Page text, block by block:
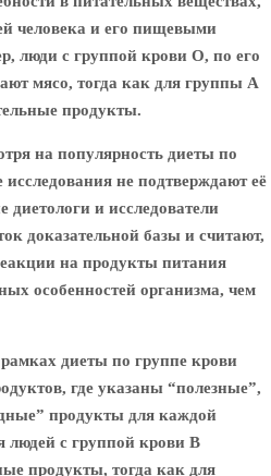
человека и его пищевыми
люди с группой крови O, по его
мясо, тогда как для группы A
продукты.
на популярность диеты по
не подтверждают её
диетологи и исследователи
доказательной базы и считают,
на продукты питания
особенностей организма, чем
диеты по группе крови
где указаны “полезные”,
продукты для каждой
с группой крови B
продукты, тогда как для